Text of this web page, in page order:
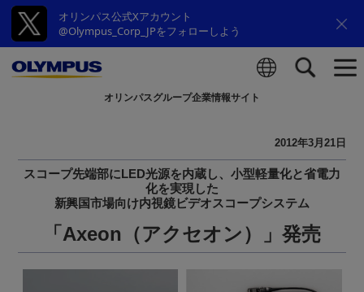
オリンパス公式Xアカウント
@Olympus_Corp_JPをフォローしよう
オリンパスグループ企業情報サイト
2012年3月21日
スコープ先端部にLED光源を内蔵し、小型軽量化と省電力
化を実現した
新興国市場向け内視鏡ビデオスコープシステム
「Axeon（アクセオン）」発売